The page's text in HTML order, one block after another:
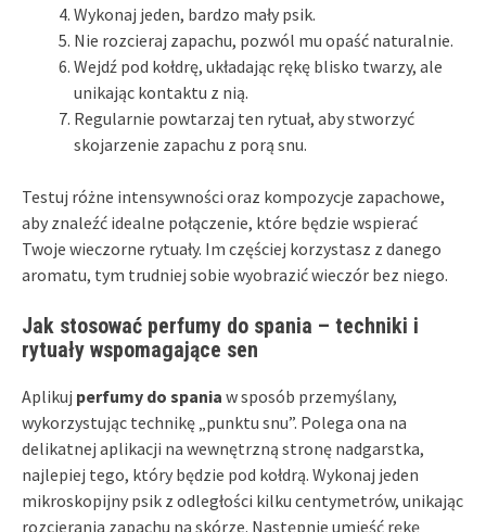
Wykonaj jeden, bardzo mały psik.
Nie rozcieraj zapachu, pozwól mu opaść naturalnie.
Wejdź pod kołdrę, układając rękę blisko twarzy, ale
unikając kontaktu z nią.
Regularnie powtarzaj ten rytuał, aby stworzyć
skojarzenie zapachu z porą snu.
Testuj różne intensywności oraz kompozycje zapachowe,
aby znaleźć idealne połączenie, które będzie wspierać
Twoje wieczorne rytuały. Im częściej korzystasz z danego
aromatu, tym trudniej sobie wyobrazić wieczór bez niego.
Jak stosować perfumy do spania – techniki i
rytuały wspomagające sen
Aplikuj perfumy do spania w sposób przemyślany,
wykorzystując technikę „punktu snu”. Polega ona na
delikatnej aplikacji na wewnętrzną stronę nadgarstka,
najlepiej tego, który będzie pod kołdrą. Wykonaj jeden
mikroskopijny psik z odległości kilku centymetrów, unikając
rozcierania zapachu na skórze. Następnie umieść rękę